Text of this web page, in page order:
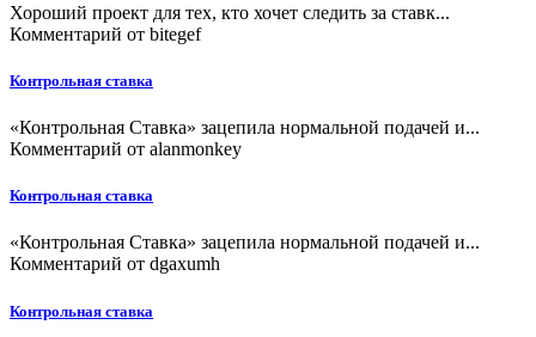
Хороший проект для тех, кто хочет следить за ставк...
Комментарий от bitegef
Контрольная ставка
«Контрольная Ставка» зацепила нормальной подачей и...
Комментарий от alanmonkey
Контрольная ставка
«Контрольная Ставка» зацепила нормальной подачей и...
Комментарий от dgaxumh
Контрольная ставка